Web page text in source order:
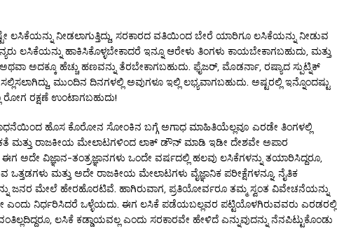
ನೀಡಲಾಗುತ್ತಿದ್ದು, ಸರಕಾರದ ವತಿಯಿಂದ ಬೇರೆ ಯಾರಿಗೂ ಲಸಿಕೆಯನ್ನು ನೀಡುವ
ಲಸಿಕೆಯನ್ನು ಹಾಕಿಸಿಕೊಳ್ಳಬೇಕಾದರೆ ಇನ್ನೂ ಆರೇಳು ತಿಂಗಳು ಕಾಯಬೇಕಾಗಬಹುದು, ಮತ್ತು
ಅದಕ್ಕೂ ಹೆಚ್ಚು ಹಣವನ್ನು ತೆರಬೇಕಾಗಬಹುದು. ಫೈಜರ್, ಮೊಡರ್ನಾ, ರಷ್ಯಾದ ಸ್ಪುಟ್ನಿಕ್
ಮುಂದಿನ ದಿನಗಳಲ್ಲಿ ಅವುಗಳೂ ಇಲ್ಲಿ ಲಭ್ಯವಾಗಬಹುದು. ಅಷ್ಟರಲ್ಲಿ ಇನ್ನೊಂದಷ್ಟು
ರಕ್ಷಣೆ ಉಂಟಾಗಬಹುದು!
ಸಾಧನೆಯಿಂದ ಹೊಸ ಕೊರೋನ ಸೋಂಕಿನ ಬಗ್ಗೆ ಅಗಾಧ ಮಾಹಿತಿಯೆಲ್ಲವೂ ಎರಡೇ ತಿಂಗಳಲ್ಲಿ
ಮತ್ತು ರಾಜಕೀಯ ಮೇಲಾಟಗಳಿಂದ ಲಾಕ್ ಡೌನ್ ಮಾಡಿ ಇಡೀ ದೇಶವೇ ಅಪಾರ
ಅದೇ ವಿಜ್ಞಾನ-ತಂತ್ರಜ್ಞಾನಗಳು ಒಂದೇ ವರ್ಷದಲ್ಲಿ ಹಲವು ಲಸಿಕೆಗಳನ್ನು ತಯಾರಿಸಿದ್ದರೂ,
ಒತ್ತಡಗಳು ಮತ್ತು ಅದೇ ರಾಜಕೀಯ ಮೇಲಾಟಗಳು ವೈಜ್ಞಾನಿಕ ಪರೀಕ್ಷೆಗಳನ್ನೂ, ನೈತಿಕ
ಜನರ ಮೇಲೆ ಹೇರಹೊರಟಿವೆ. ಹಾಗಿರುವಾಗ, ಪ್ರತಿಯೋರ್ವರೂ ತಮ್ಮ ಸ್ವಂತ ವಿವೇಚನೆಯನ್ನು
ನಿರ್ಧರಿಸಿದರೆ ಒಳ್ಳೆಯದು. ಈಗ ಲಸಿಕೆ ಪಡೆಯಬಲ್ಲವರ ಪಟ್ಟಿಯೊಳಗಿರುವವರು ಎರಡರಲ್ಲಿ
ಲಸಿಕೆ ಕಡ್ಡಾಯವಲ್ಲ ಎಂದು ಸರಕಾರವೇ ಹೇಳಿದೆ ಎನ್ನುವುದನ್ನು ನೆನಪಿಟ್ಟುಕೊಂಡು